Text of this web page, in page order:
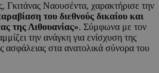
Γκιτάνας Ναουσέντα, χαρακτήρισε την
του διεθνούς δικαίου και
της Λιθουανίας». Σύμφωνα με τον
την ανάγκη για ενίσχυση της
ασφάλειας στα ανατολικά σύνορα του